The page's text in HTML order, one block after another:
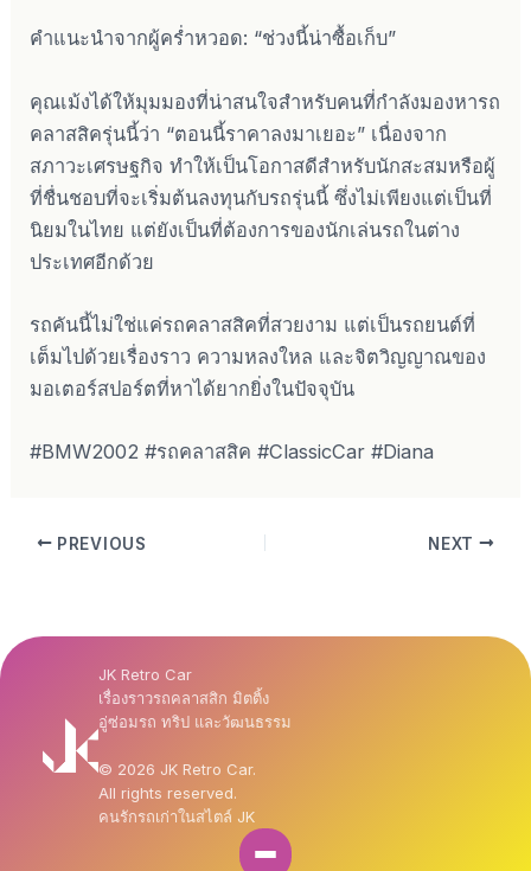
คำแนะนำจากผู้คร่ำหวอด: “ช่วงนี้น่าซื้อเก็บ”
คุณเม้งได้ให้มุมมองที่น่าสนใจสำหรับคนที่กำลังมองหารถ
คลาสสิครุ่นนี้ว่า “ตอนนี้ราคาลงมาเยอะ” เนื่องจาก
สภาวะเศรษฐกิจ ทำให้เป็นโอกาสดีสำหรับนักสะสมหรือผู้
ที่ชื่นชอบที่จะเริ่มต้นลงทุนกับรถรุ่นนี้ ซึ่งไม่เพียงแต่เป็นที่
นิยมในไทย แต่ยังเป็นที่ต้องการของนักเล่นรถในต่าง
ประเทศอีกด้วย
รถคันนี้ไม่ใช่แค่รถคลาสสิคที่สวยงาม แต่เป็นรถยนต์ที่
เต็มไปด้วยเรื่องราว ความหลงใหล และจิตวิญญาณของ
มอเตอร์สปอร์ตที่หาได้ยากยิ่งในปัจจุบัน
#BMW2002 #รถคลาสสิค #ClassicCar #Diana
PREVIOUS NEXT
JK Retro Car
เรื่องราวรถคลาสสิก มิตติ้ง
อู่ซ่อมรถ ทริป และวัฒนธรรม
© 2026 JK Retro Car.
All rights reserved.
คนรักรถเก่าในสไตล์ JK